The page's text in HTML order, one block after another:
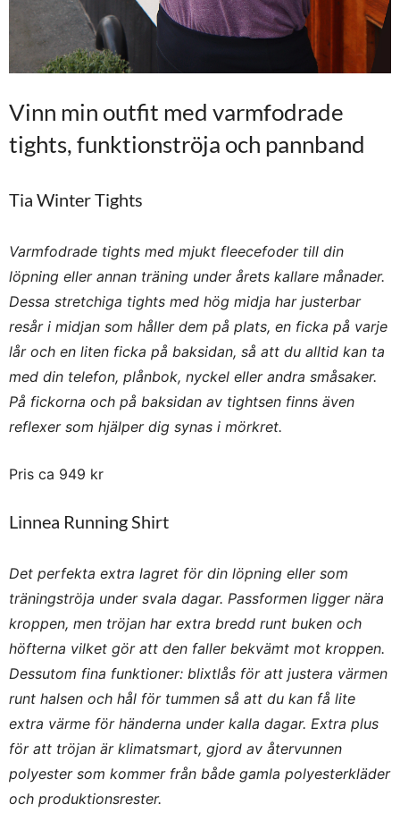
Vinn min outfit med varmfodrade
tights, funktionströja och pannband
Tia Winter Tights
Varmfodrade tights med mjukt fleecefoder till din
löpning eller annan träning under årets kallare månader.
Dessa stretchiga tights med hög midja har justerbar
resår i midjan som håller dem på plats, en ficka på varje
lår och en liten ficka på baksidan, så att du alltid kan ta
med din telefon, plånbok, nyckel eller andra småsaker.
På fickorna och på baksidan av tightsen finns även
reflexer som hjälper dig synas i mörkret.
Pris ca 949 kr
Linnea Running Shirt
Det perfekta extra lagret för din löpning eller som
träningströja under svala dagar. Passformen ligger nära
kroppen, men tröjan har extra bredd runt buken och
höfterna vilket gör att den faller bekvämt mot kroppen.
Dessutom fina funktioner: blixtlås för att justera värmen
runt halsen och hål för tummen så att du kan få lite
extra värme för händerna under kalla dagar. Extra plus
för att tröjan är klimatsmart, gjord av återvunnen
polyester som kommer från både gamla polyesterkläder
och produktionsrester.